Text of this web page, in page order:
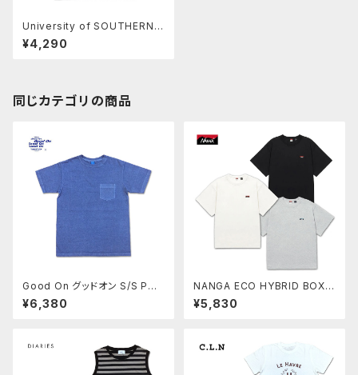
University of SOUTHERN
CALIFORNIA TEE ホワイト U
SC カレッジT Tシャツ カットソ
¥4,290
同じカテゴリの商品
Good On グッドオン S/S POC
KET TEE P-AJISAI アジサイ
ショートスリーブポケットTシャ
¥6,380
NANGA ECO HYBRID BOX L
OGO EMBROIDERY TEE Tシ
ャツ ナンガ エコハイブリッド ア
¥5,830